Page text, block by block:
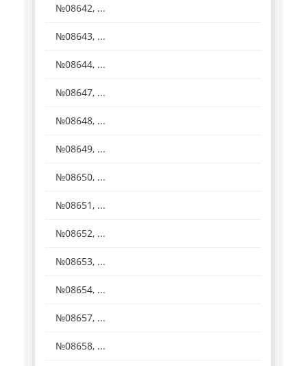
№08642, ...
№08643, ...
№08644, ...
№08647, ...
№08648, ...
№08649, ...
№08650, ...
№08651, ...
№08652, ...
№08653, ...
№08654, ...
№08657, ...
№08658, ...